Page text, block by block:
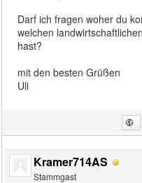
Darf ich fragen woher du
welchen
hast?
mit den besten Grüßen
Uli
Kramer714AS
Stammgast